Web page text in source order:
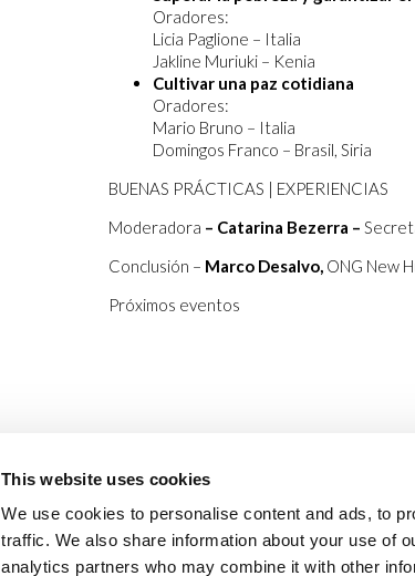
This website uses cookies
We use cookies to personalise content and ads, to
traffic. We also share information about your use of
analytics partners who may combine it with other
Oradores:
Licia Paglione – Italia
Jakline Muriuki – Kenia
Cultivar una paz cotidiana
Oradores:
Mario Bruno – Italia
Domingos Franco – Brasil, Siria
BUENAS PRÁCTICAS | EXPERIENCIAS
Moderadora – Catarina Bezerra –
Conclusión – Marco Desalvo, ONG New
Próximos eventos